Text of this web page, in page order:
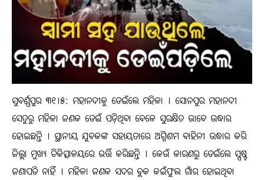
ସୁବର୍ଣ୍ଣପୁର ୩୧।୫: ମହାନଦୀକୁ ଡେଇଁଲେ ମହିଳା । ସୋନପୁର ମହାନଦୀ
ସେତୁରୁ ମହିଳା ଜଣକ ଡେଇଁ ପଡ଼ିଥିବା ବେଳେ ସୁରକ୍ଷିତ ଭାବେ ଉଦ୍ଧାର
ହୋଇଛନ୍ତି । ସ୍ଥାନୀୟ ଯୁବକଙ୍କ ସହାୟତାରେ ଅଗ୍ନିଶମ ବାହିନୀ ଉଦ୍ଧାର କରି
ଜିଲ୍ଲା ମୁଖ୍ୟ ଚିକିତ୍ସାଳୟରେ ଭର୍ତ୍ତି କରିଛନ୍ତି । କେଉଁ କାରଣରୁ ଡେଇଁଲେ ସ୍ପଷ୍ଟ
ଜଣାପଡି ନାହିଁ । ମହିଳା ଜଣକ ସଦର ବ୍ଲକ କଇଁଫୁଲ ଗାଁର ହୋଇଥିବା